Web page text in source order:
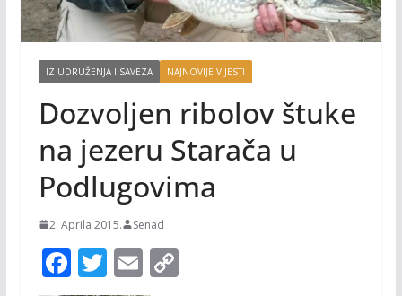
IZ UDRUŽENJA I SAVEZA NAJNOVIJE VIJESTI
Dozvoljen ribolov štuke
na jezeru Starača u
Podlugovima
2. Aprila 2015. Senad
F T E C